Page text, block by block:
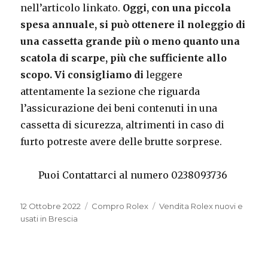
nell’articolo linkato. Oggi, con una piccola
spesa annuale, si può ottenere il noleggio di
una cassetta grande più o meno quanto una
scatola di scarpe, più che sufficiente allo
scopo. Vi consigliamo di leggere
attentamente la sezione che riguarda
l’assicurazione dei beni contenuti in una
cassetta di sicurezza, altrimenti in caso di
furto potreste avere delle brutte sorprese.
Puoi Contattarci al numero 0238093736
Pubblicato
il
12 Ottobre 2022 Categorie
Compro Rolex Tag
Vendita Rolex nuovi e
usati in Brescia